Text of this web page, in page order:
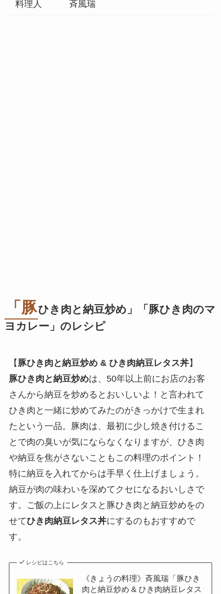
料理人 斉風瑞
「豚ひき肉と納豆炒め」「豚ひき肉のマ
ヨカレー」のレシピ
【 豚ひき肉と納豆炒め & ひき肉納豆レタス丼】
豚ひき肉と納豆炒めは、50年以上前にお店のお客
さんから納豆を炒めるとおいしいよ！と言われて
ひき肉と一緒に炒めてみたのがきっかけで生まれ
たという一品。豚肉は、最初に少し焼き付けるこ
とで肉の臭いが気にならなくなりますが、ひき肉
や納豆を焦がさないこともこの料理のポイント！
特に納豆を入れてからは手早く仕上げましょう。
納豆が肉の味わいを深めてクセになるおいしさで
す。ご飯の上にレタスと豚ひき肉と納豆炒めをの
せてひき肉納豆レタス丼にするのもおすすめで
す。
レシピはこちら
《きょうの料理》斉風瑞「豚ひき
肉と納豆炒め & ひき肉納豆レタス